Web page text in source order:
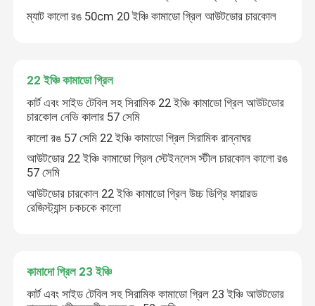
মান নিয়ন্ত্রণ
আমাদের সাথে যোগাযোগ করুন
খবর
সিরামিক কামাডো গ্রিল
সিরামিক বারবিকিউ গ্রিল
ম্যাট কালো রঙ 50cm 20 ইঞ্চি কামাডো গ্রিল আউটডোর চারকোল
22 ইঞ্চি কামাডো গ্রিল
কার্ট এবং সাইড টেবিল সহ সিরামিক 22 ইঞ্চি কামাডো গ্রিল আউটডোর
চারকোল নেভি কালার 57 সেমি
কালো রঙ 57 সেমি 22 ইঞ্চি কামাডো গ্রিল সিরামিক রান্নাঘর
আউটডোর 22 ইঞ্চি কামাডো গ্রিল স্টেইনলেস স্টীল চারকোল কালো রঙ
57 সেমি
আউটডোর চারকোল 22 ইঞ্চি কামাডো গ্রিল উচ্চ ডিগ্রি ফায়ারড
রেজিস্ট্যান্স চকচকে কালো
কামাদো গ্রিল 23 ইঞ্চি
কার্ট এবং সাইড টেবিল সহ সিরামিক কামাডো গ্রিল 23 ইঞ্চি আউটডোর